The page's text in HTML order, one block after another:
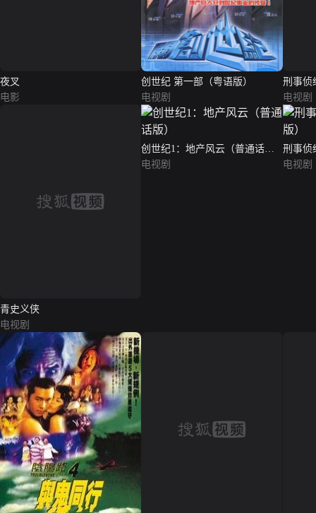
夜叉
电影
创世纪 第一部（粤语版）
电视剧
刑事侦
电视剧
青史义侠
电视剧
创世纪1：地产风云（普通话
版）
电视剧
刑事侦
电视剧